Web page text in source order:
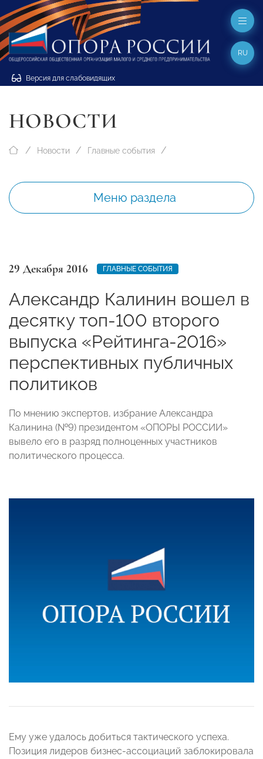
Версия для слабовидящих
RU
НОВОСТИ
Новости Главные события
Меню раздела
29 Декабря 2016 ГЛАВНЫЕ СОБЫТИЯ
Александр Калинин вошел в
десятку топ-100 второго
выпуска «Рейтинга-2016»
перспективных публичных
политиков
По мнению экспертов, избрание Александра
Калинина (№9) президентом «ОПОРЫ РОССИИ»
вывело его в разряд полноценных участников
политического процесса.
Ему уже удалось добиться тактического успеха.
Позиция лидеров бизнес-ассоциаций заблокировала